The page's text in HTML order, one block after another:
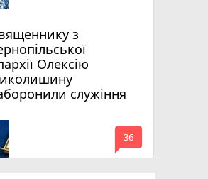
з
Олексію
служіння
mode_comment
36